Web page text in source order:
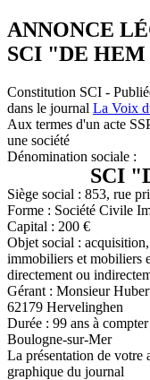
ANNONCE
SCI "DE
Constitution SCI -
dans le journal La Voix
Aux termes d'un acte
une société
Dénomination sociale :
SCI
Siège social : 853, rue
Forme : Société Civile
Capital : 200 €
Objet social :
immobiliers et mobiliers
directement ou
Gérant : Monsieur
62179 Hervelinghen
Durée : 99 ans à
Boulogne-sur-Mer
La présentation de votre
graphique du journal